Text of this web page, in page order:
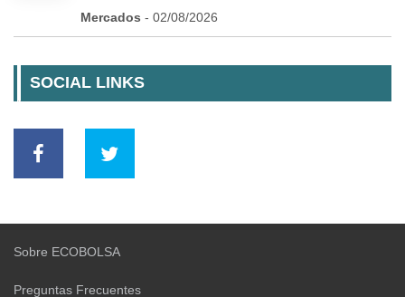
Mercados - 02/08/2026
SOCIAL LINKS
Sobre ECOBOLSA
Preguntas Frecuentes